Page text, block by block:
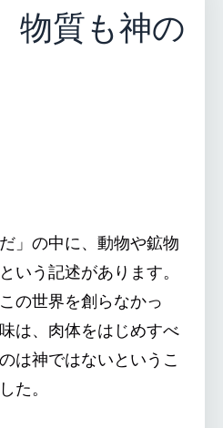
物質も神の
」の中に、動物や鉱物
いう記述があります。
の世界を創らなかっ
は、肉体をはじめすべ
は神ではないというこ
た。